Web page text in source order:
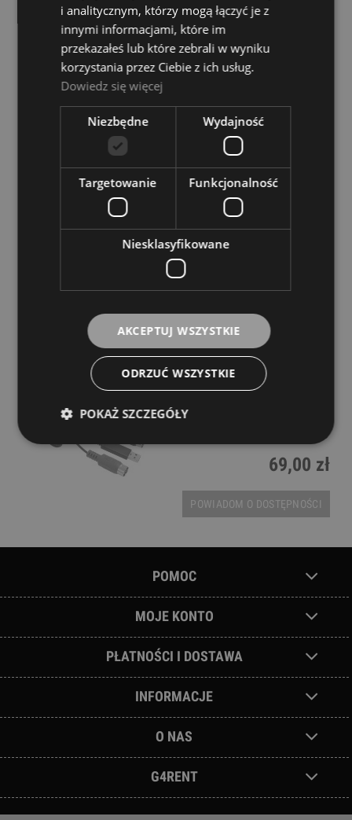
Hosa USB-210AB 3m
Dostępność:
POWIADOM O DOSTĘPNOŚCI
Dostępność:
119,00 zł
POWIADOM O DOSTĘPNOŚCI
Miditech Midilink Mini
niedostępny
69,00 zł
POWIADOM O DOSTĘPNOŚCI
POMOC
MOJE KONTO
PŁATNOŚCI I DOSTAWA
INFORMACJE
O NAS
G4RENT
i analitycznym, którzy mogą łączyć je z
innymi informacjami, które im
przekazałeś lub które zebrali w wyniku
korzystania przez Ciebie z ich usług.
Dowiedz się więcej
Niezbędne Wydajność
Targetowanie Funkcjonalność
Niesklasyfikowane
AKCEPTUJ WSZYSTKIE
ODRZUĆ WSZYSTKIE
POKAŻ SZCZEGÓŁY